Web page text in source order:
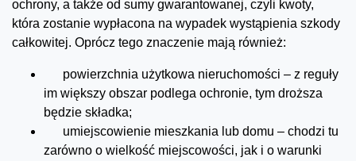
ochrony, a także od sumy gwarantowanej, czyli kwoty,
która zostanie wypłacona na wypadek wystąpienia szkody
całkowitej. Oprócz tego znaczenie mają również:
powierzchnia użytkowa nieruchomości – z reguły
im większy obszar podlega ochronie, tym droższa
będzie składka;
umiejscowienie mieszkania lub domu – chodzi tu
zarówno o wielkość miejscowości, jak i o warunki